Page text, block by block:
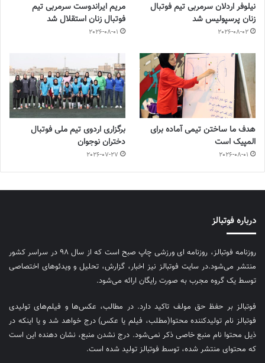
نیلوفر اردلان سرمربی تیم فوتبال
زنان پرسپولیس شد
2026-08-02
مریم ایراندوست سرمربی تیم
فوتبال زنان استقلال شد
2026-08-01
هدف ما ساختن تیمی آماده برای
المپیک است
2026-08-01
برگزاری اردوی تیم ملی فوتبال
دختران نوجوان
2026-07-27
درباره فوتبالز
روزنامه فوتبالز، روزنامه ای ورزشی چاپ صبح است که از سال ۹۸ در سراسر کشور
منتشر می‌شود.در سایت فوتبالز نیز اخبار، گزارش، تحلیل و ویدئوهای اختصاصی
توسط یک گروه مجرب به صورت رایگان ارائه می‌شود.
فوتبالز بر حفظ حق مولف تاکید دارد. در مطالب، عکس‌ها و فیلم‌های تولیدی
فوتبالز نام تولیدکننده محتوا(مطلب، فیلم یا عکس) درج خواهد شد و یا اینکه در
ذیل محتوا نام منبع خاصی ذکر نمی‌‎شود. درج نشدن منبع، نشان دهنده این است
که محتوای منتشر شده، توسط فوتبالز تولید شده است.